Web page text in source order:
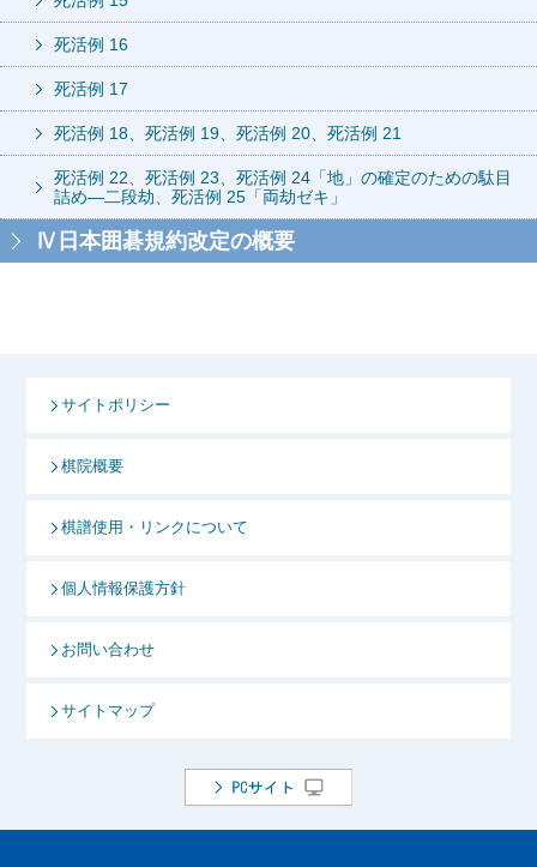
死活例 16
死活例 17
死活例 18、死活例 19、死活例 20、死活例 21
死活例 22、死活例 23、死活例 24「地」の確定のための駄目
詰め―二段劫、死活例 25「両劫ゼキ」
Ⅳ日本囲碁規約改定の概要
サイトポリシー
棋院概要
棋譜使用・リンクについて
個人情報保護方針
お問い合わせ
サイトマップ